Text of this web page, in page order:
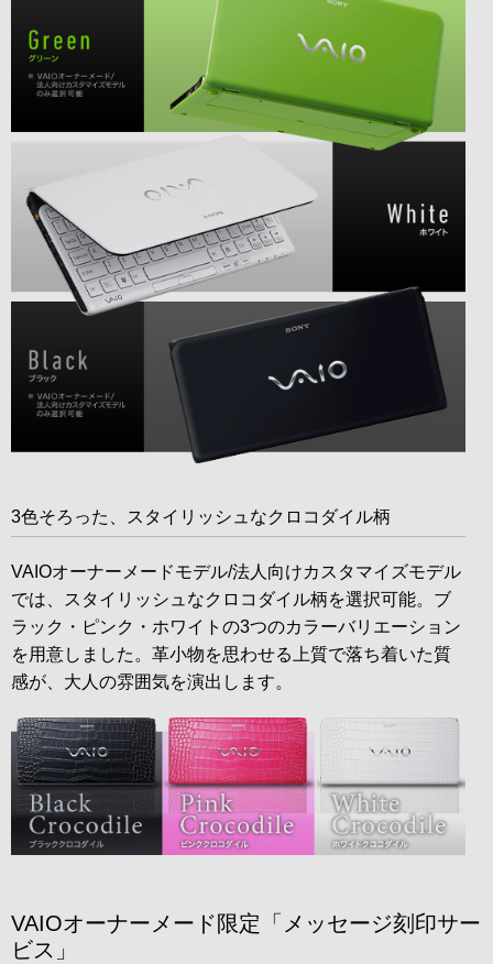
3色そろった、スタイリッシュなクロコダイル柄
VAIOオーナーメードモデル/法人向けカスタマイズモデル
では、スタイリッシュなクロコダイル柄を選択可能。ブ
ラック・ピンク・ホワイトの3つのカラーバリエーション
を用意しました。革小物を思わせる上質で落ち着いた質
感が、大人の雰囲気を演出します。
VAIOオーナーメード限定「メッセージ刻印サー
ビス」